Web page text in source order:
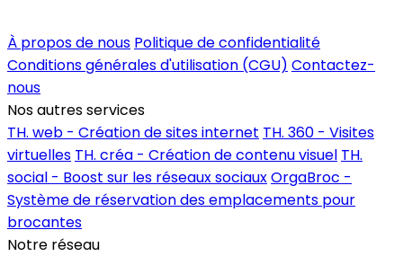
À propos de nous Politique de confidentialité
Conditions générales d'utilisation (CGU) Contactez-
nous
Nos autres services
TH. web - Création de sites internet TH. 360 - Visites
virtuelles TH. créa - Création de contenu visuel TH.
social - Boost sur les réseaux sociauxOrgaBroc -
Système de réservation des emplacements pour
brocantes
Notre réseau